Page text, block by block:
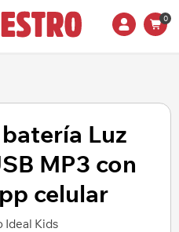
0
Luz
MP3 con
celular
Ideal Kids